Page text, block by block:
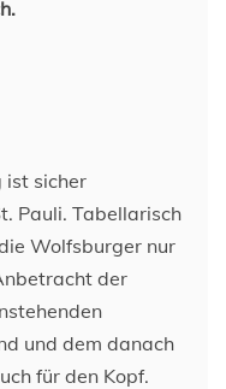
ist sicher
Pauli. Tabellarisch
Wolfsburger nur
der
und dem danach
für den Kopf.